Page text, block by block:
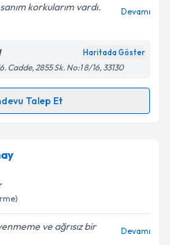
ilişkin
Aydınlatma
kişisel verilerimin belirtilen
kabul ediyorum.
korkularım vardı.
Devamı
Haritada Göster
Cadde, 2855 Sk. No:1 8/16, 33130
Talep Et
Talebi
randevu takvimi talebi
randevu almanız için bir
e-posta ile bilgilendireceğiz.
ve ağrısız bir
Devamı